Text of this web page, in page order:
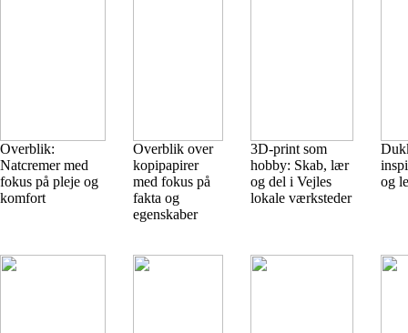
Overblik:
Natcremer med
fokus på pleje og
komfort
Overblik over
kopipapirer
med fokus på
fakta og
egenskaber
3D-print som
hobby: Skab, lær
og del i Vejles
lokale værksteder
og